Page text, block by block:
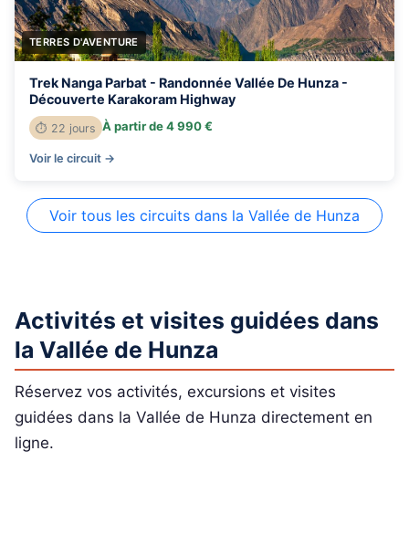
TERRES D'AVENTURE
Trek Nanga Parbat - Randonnée Vallée De Hunza -
Découverte Karakoram Highway
⏱ 22 jours À partir de 4 990 €
Voir le circuit →
Voir tous les circuits dans la Vallée de Hunza
Activités et visites guidées dans
la Vallée de Hunza
Réservez vos activités, excursions et visites
guidées dans la Vallée de Hunza directement en
ligne.